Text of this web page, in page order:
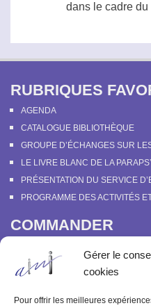
Gérer le
cookies
Pour offrir les meilleures
dans le cadre du
RUBRIQUES
AGENDA
CATALOGUE BIBLIOTHÈQUE
GROUPE D’ÉCHANGES SUR
LE LIVRE BLANC DE LA
PRÉSENTATION DU SERVICE
PROGRAMME DES ACTIVITÉS
COMMANDER
SOUTENIR L’INSTITUT
COMMANDER OU FEUILLETER